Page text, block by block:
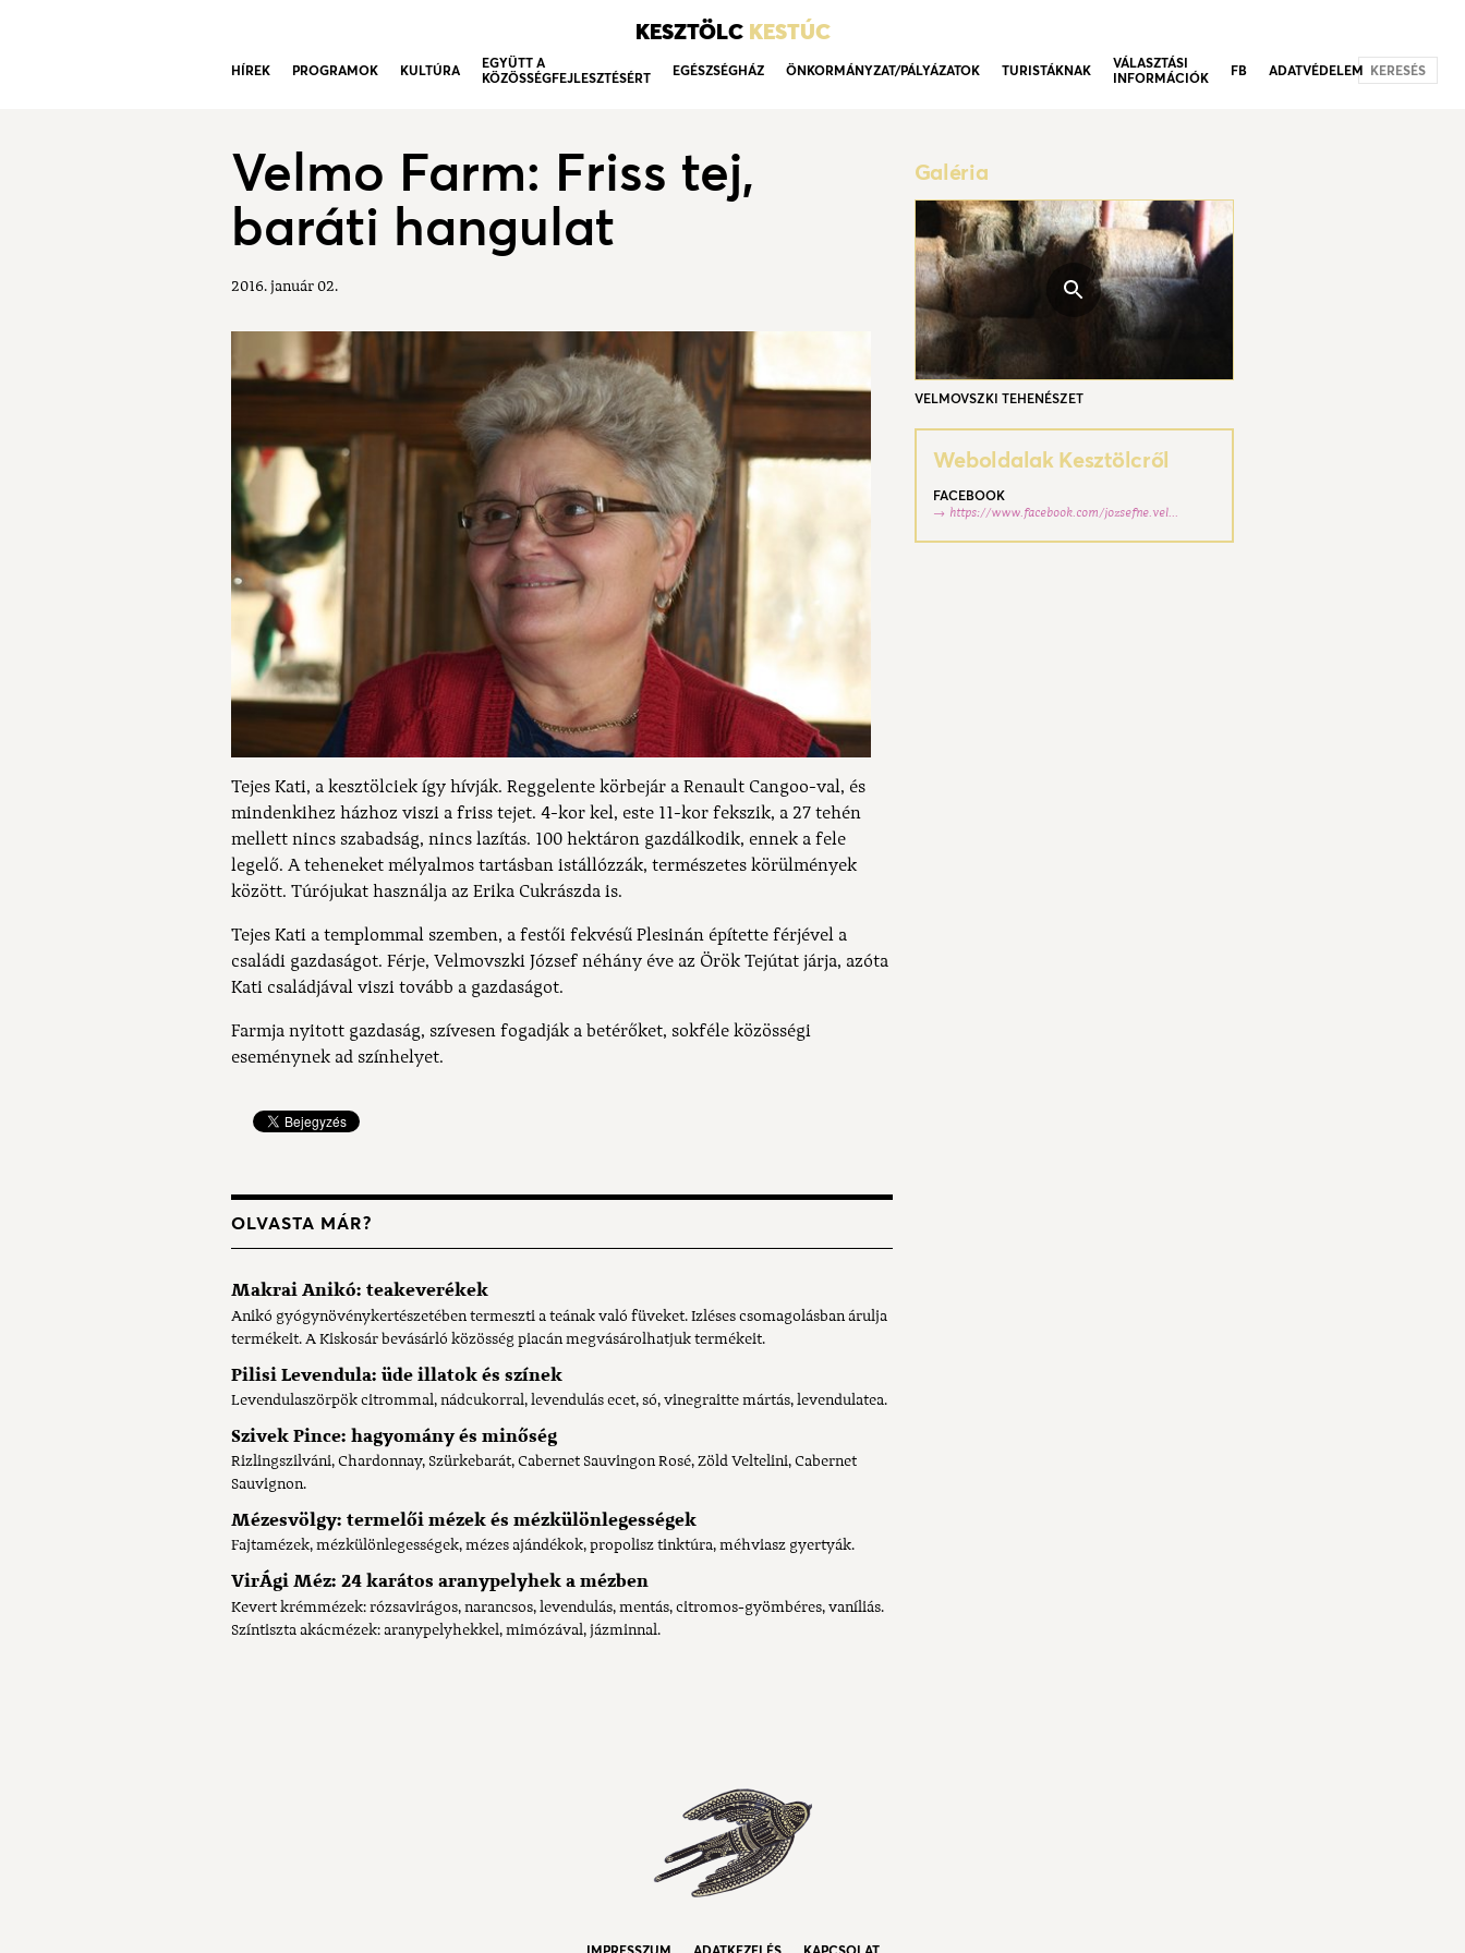
KESZTÖLC KESTÚC
HÍREK PROGRAMOK KULTÚRA
EGYÜTT A
KÖZÖSSÉGFEJLESZTÉSÉRT
EGÉSZSÉGHÁZ ÖNKORMÁNYZAT/PÁLYÁZATOK TURISTÁKNAK
VÁLASZTÁSI
INFORMÁCIÓK
FB ADATVÉDELEM KERESÉS
Velmo Farm: Friss tej,
baráti hangulat
2016. január 02.
Tejes Kati, a kesztölciek így hívják. Reggelente körbejár a Renault Cangoo-val, és
mindenkihez házhoz viszi a friss tejet. 4-kor kel, este 11-kor fekszik, a 27 tehén
mellett nincs szabadság, nincs lazítás. 100 hektáron gazdálkodik, ennek a fele
legelő. A teheneket mélyalmos tartásban istállózzák, természetes körülmények
között. Túrójukat használja az Erika Cukrászda is.
Tejes Kati a templommal szemben, a festői fekvésű Plesinán építette férjével a
családi gazdaságot. Férje, Velmovszki József néhány éve az Örök Tejútat járja, azóta
Kati családjával viszi tovább a gazdaságot.
Farmja nyitott gazdaság, szívesen fogadják a betérőket, sokféle közösségi
eseménynek ad színhelyet.
OLVASTA MÁR?
Makrai Anikó: teakeverékek
Anikó gyógynövénykertészetében termeszti a teának való füveket. Izléses csomagolásban árulja
termékeit. A Kiskosár bevásárló közösség piacán megvásárolhatjuk termékeit.
Pilisi Levendula: üde illatok és színek
Levendulaszörpök citrommal, nádcukorral, levendulás ecet, só, vinegraitte mártás, levendulatea.
Szivek Pince: hagyomány és minőség
Rizlingszilváni, Chardonnay, Szürkebarát, Cabernet Sauvingon Rosé, Zöld Veltelini, Cabernet
Sauvignon.
Mézesvölgy: termelői mézek és mézkülönlegességek
Fajtamézek, mézkülönlegességek, mézes ajándékok, propolisz tinktúra, méhviasz gyertyák.
VirÁgi Méz: 24 karátos aranypelyhek a mézben
Kevert krémmézek: rózsavirágos, narancsos, levendulás, mentás, citromos-gyömbéres, vaníliás.
Színtiszta akácmézek: aranypelyhekkel, mimózával, jázminnal.
Galéria
VELMOVSZKI TEHENÉSZET
Weboldalak Kesztölcről
FACEBOOK
https://www.facebook.com/jozsefne.vel...